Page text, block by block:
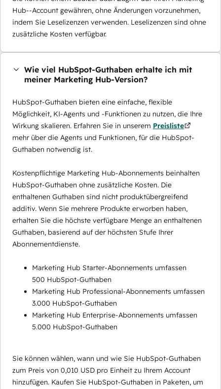
Hub--Account gewähren, ohne Änderungen vorzunehmen,
indem Sie Leselizenzen verwenden. Leselizenzen sind ohne
zusätzliche Kosten verfügbar.
Wie viel HubSpot-Guthaben erhalte ich mit
meiner Marketing Hub-Version?
HubSpot-Guthaben bieten eine einfache, flexible
Möglichkeit, KI-Agents und -Funktionen zu nutzen, die Ihre
Wirkung skalieren. Erfahren Sie in unserem Preisliste
mehr über die Agents und Funktionen, für die HubSpot-
Guthaben notwendig ist.
Kostenpflichtige Marketing Hub-Abonnements beinhalten
HubSpot-Guthaben ohne zusätzliche Kosten. Die
enthaltenen Guthaben sind nicht produktübergreifend
additiv. Wenn Sie mehrere Produkte erworben haben,
erhalten Sie die höchste verfügbare Menge an enthaltenen
Guthaben, basierend auf der höchsten Stufe Ihrer
Abonnementdienste.
Marketing Hub Starter-Abonnements umfassen
500 HubSpot-Guthaben
Marketing Hub Professional-Abonnements umfassen
3.000 HubSpot-Guthaben
Marketing Hub Enterprise-Abonnements umfassen
5.000 HubSpot-Guthaben
Sie können wählen, wann und wie Sie HubSpot-Guthaben
zum Preis von 0,010 USD pro Einheit zu Ihrem Account
hinzufügen. Kaufen Sie HubSpot-Guthaben in Paketen, um